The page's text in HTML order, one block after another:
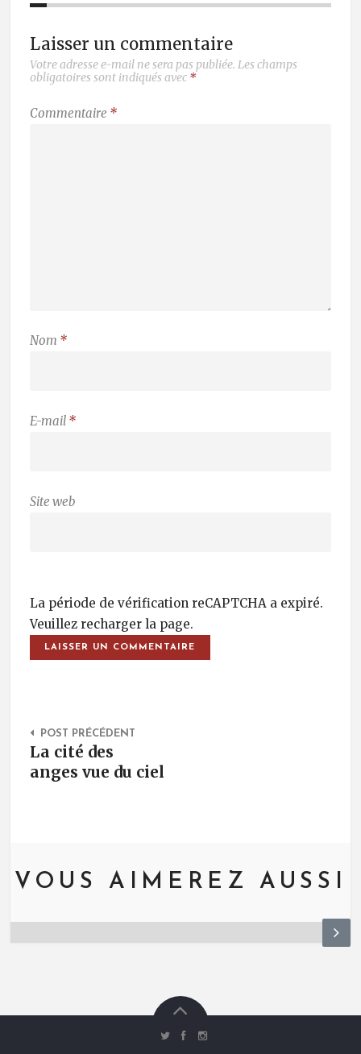
Laisser un commentaire
Votre adresse e-mail ne sera pas publiée. Les champs
obligatoires sont indiqués avec *
Commentaire *
Nom *
E-mail *
Site web
La période de vérification reCAPTCHA a expiré.
Veuillez recharger la page.
Post Navigation
POST PRÉCÉDENT
La cité des
anges vue du ciel
VOUS AIMEREZ AUSSI
t